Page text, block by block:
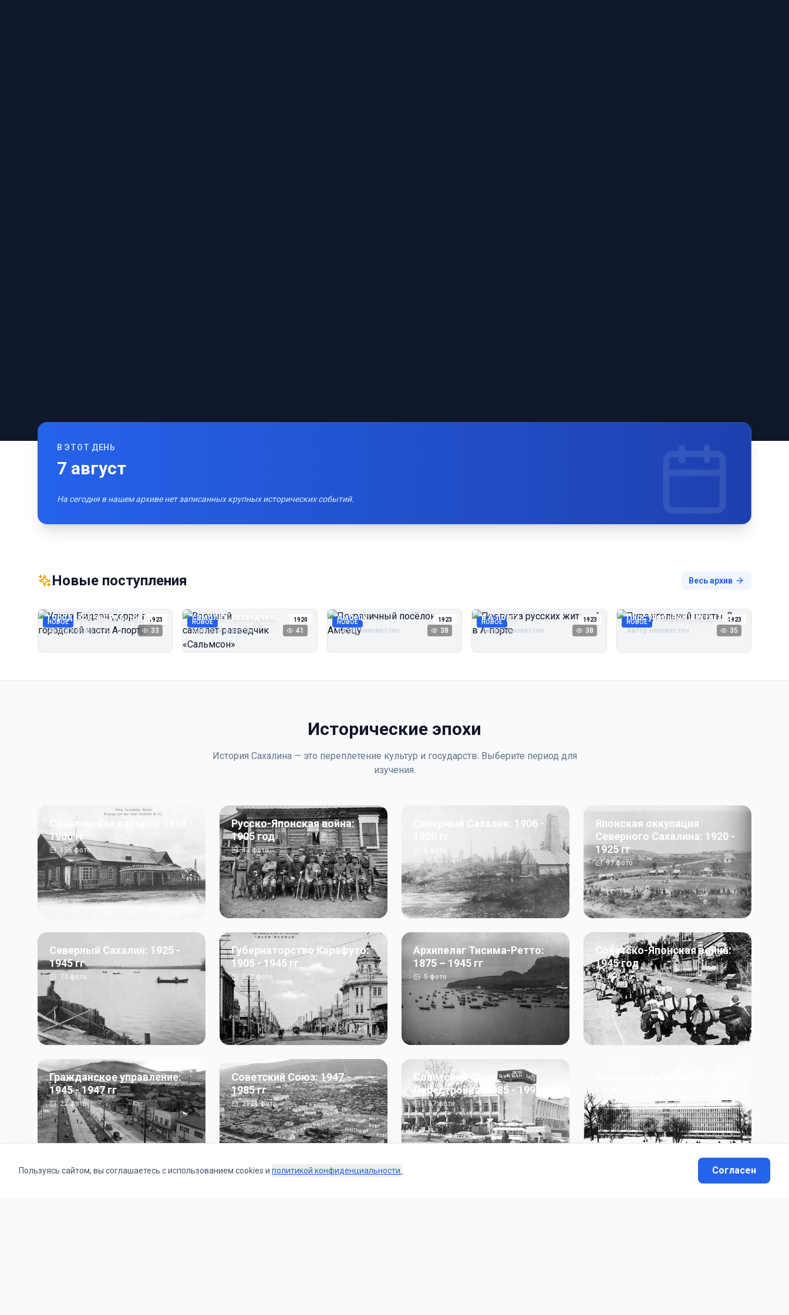
В ЭТОТ ДЕНЬ
7 август
На сегодня в нашем архиве нет записанных крупных исторических событий.
Новые поступления Весь архив
НОВОЕ 1923
Улица Бидзэн‑дорри в
городской части А‑порта
Автор неизвестен 33
НОВОЕ 1920
Военный
самолёт‑разведчик
«Сальмсон»
Автор неизвестен 41
НОВОЕ 1923
Пограничный посёлок
Амбецу
Автор неизвестен 38
НОВОЕ 1923
Прогулка русских жителей
в А‑порте
Автор неизвестен 38
НОВОЕ 1923
Пирс угольной шахты Дуэ
Автор неизвестен 35
Исторические эпохи
История Сахалина — это переплетение культур и государств. Выберите период для
изучения.
Сахалинская каторга: 1869 -
1906 гг
156фото
Русско-Японская война:
1905 год
43фото
Северный Сахалин: 1906 -
Японская оккупация
Северного Сахалина: 1920 -
1925 гг
97фото
Северный Сахалин: 1925 -
1945 гг
73 фото
Губернаторство Карафуто:
1905 - 1945 гг
820фото
Архипелаг Тисима-Ретто:
1875 – 1945 гг
5фото
Советско-Японская война:
1945 год
50фото
Гражданское управление:
1945 - 1947 гг
22фото
Советский Союз: 1947 -
1985 гг
2121фото
Советский Союз.
Перестройка: 1985 - 1991 гг
187фото 13фото
Пользуясь сайтом, вы соглашаетесь с использованием cookies и политикой конфиденциальности. Согласен